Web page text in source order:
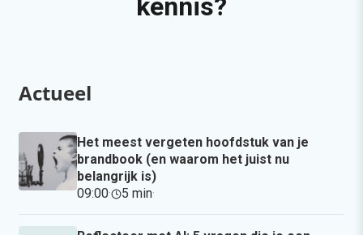
kennis?
Actueel
Het meest vergeten hoofdstuk van je
brandbook (en waarom het juist nu
belangrijk is)
09:00· 5 min·